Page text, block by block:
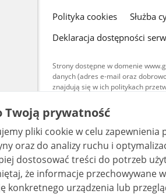
gov.pl
Polityka cookies Służba
Deklaracja dostępności
Strony dostępne w domenie
danych (adres e-mail oraz
znajdują się w ich politykach
Treści tekstowe
udostępniane na
warunkach 4.0 (CC
są udostępniane na
bez utworów
Twoją prywatność
pliki cookie w celu zapewnienia
oraz do analizy ruchu i optymalizacji
dostosować treści do potrzeb
konkretnego urządzenia lub